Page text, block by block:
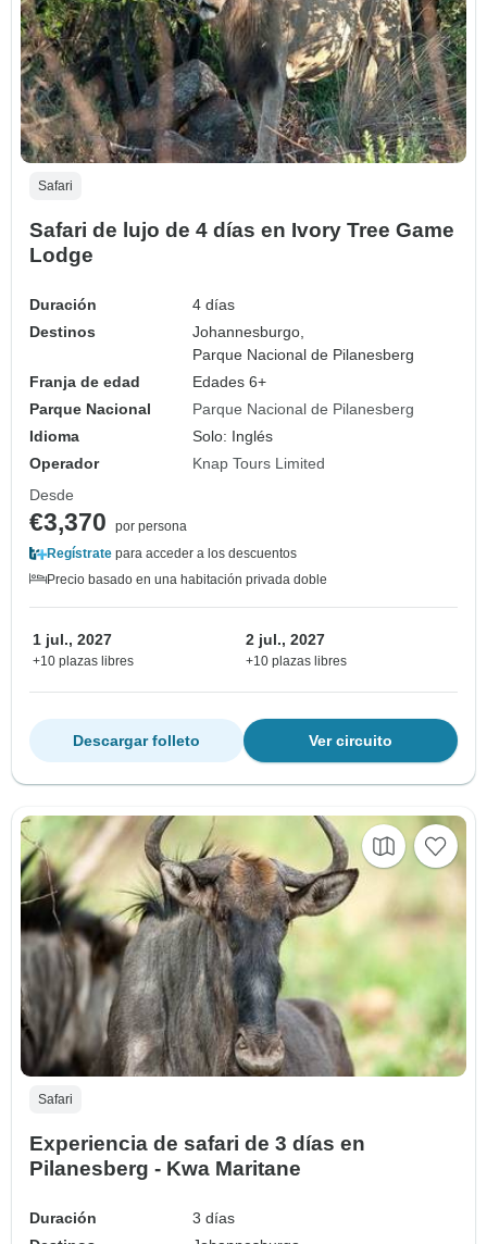
Safari
Safari de lujo de 4 días en Ivory Tree Game
Lodge
Duración
4 días
Destinos
Johannesburgo,
Parque Nacional de Pilanesberg
Franja de edad
Edades 6+
Parque Nacional
Parque Nacional de Pilanesberg
Idioma
Solo: Inglés
Operador
Knap Tours Limited
Desde
€3,370
por persona
Regístrate para acceder a los descuentos
Precio basado en una habitación privada doble
1 jul., 2027
+10 plazas libres
2 jul., 2027
+10 plazas libres
Ver circuito
Descargar folleto
Safari
Experiencia de safari de 3 días en
Pilanesberg - Kwa Maritane
Duración
3 días